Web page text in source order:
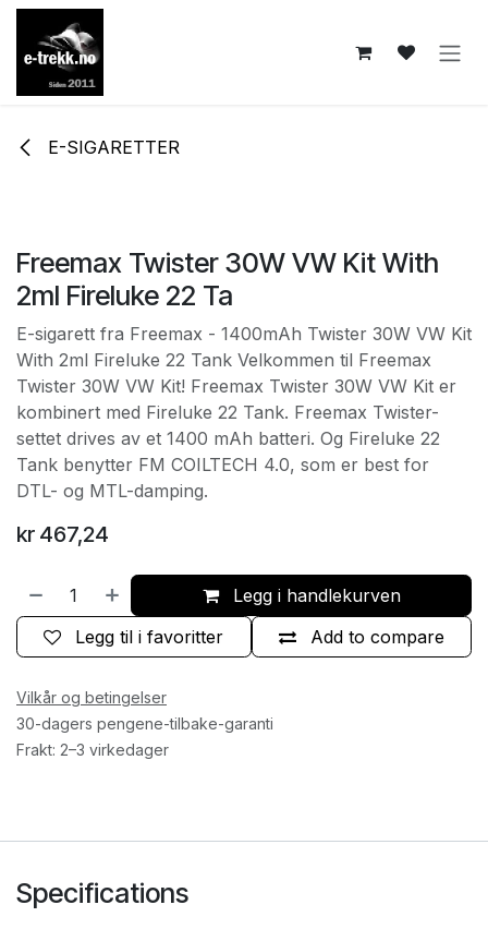
Skip to Content
E-SIGARETTER
Freemax Twister 30W VW Kit With
2ml Fireluke 22 Ta
E-sigarett fra Freemax - 1400mAh Twister 30W VW Kit
With 2ml Fireluke 22 Tank Velkommen til Freemax
Twister 30W VW Kit! Freemax Twister 30W VW Kit er
kombinert med Fireluke 22 Tank. Freemax Twister-
settet drives av et 1400 mAh batteri. Og Fireluke 22
Tank benytter FM COILTECH 4.0, som er best for
DTL- og MTL-damping.
kr 467,24
Legg i handlekurven
Add to compare
Legg til i favoritter
Vilkår og betingelser
30-dagers pengene-tilbake-garanti
Frakt: 2–3 virkedager
Specifications